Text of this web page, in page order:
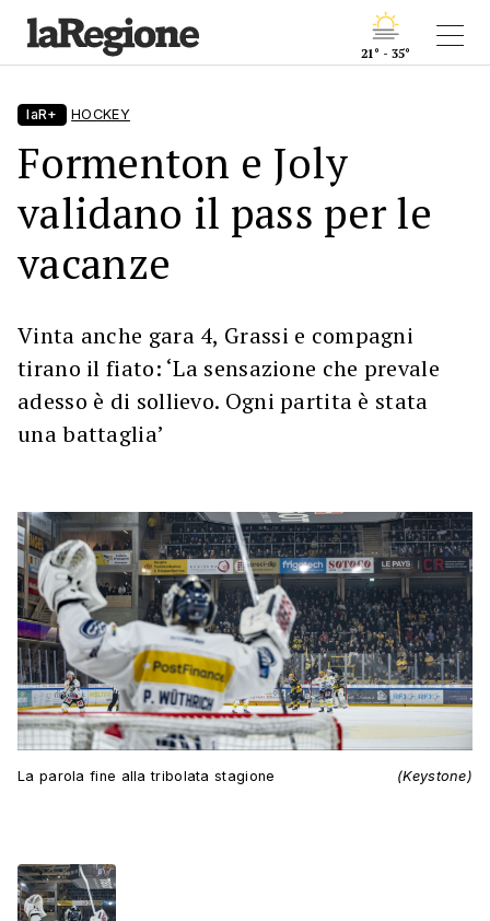
21° - 35°
laR+ HOCKEY
Formenton e Joly
validano il pass per le
vacanze
Vinta anche gara 4, Grassi e compagni
tirano il fiato: ‘La sensazione che prevale
adesso è di sollievo. Ogni partita è stata
una battaglia’
La parola fine alla tribolata stagione (Keystone)